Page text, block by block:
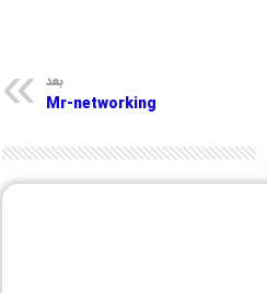
بعد
Mr-networking